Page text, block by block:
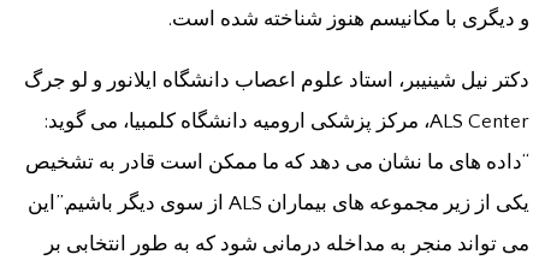
و دیگری با مکانیسم هنوز شناخته شده است.
دکتر نیل شینیبر، استاد علوم اعصاب دانشگاه ایلانور و لو جرگ
ALS Center، مرکز پزشکی ارومیه دانشگاه کلمبیا، می گوید:
“داده های ما نشان می دهد که ما ممکن است قادر به تشخیص
یکی از زیر مجموعه های بیماران ALS از سوی دیگر باشیم.”این
می تواند منجر به مداخله درمانی شود که به طور انتخابی بر